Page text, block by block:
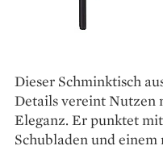
Dieser Schminktisch
Details vereint Nutzen
Eleganz. Er punktet
Schubladen und einem